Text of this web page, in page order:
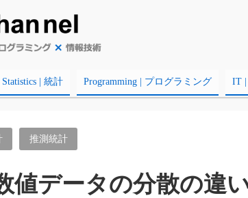
Statistics | 統計 Programming | プログラミング IT |
推測統計
値データの分散の違